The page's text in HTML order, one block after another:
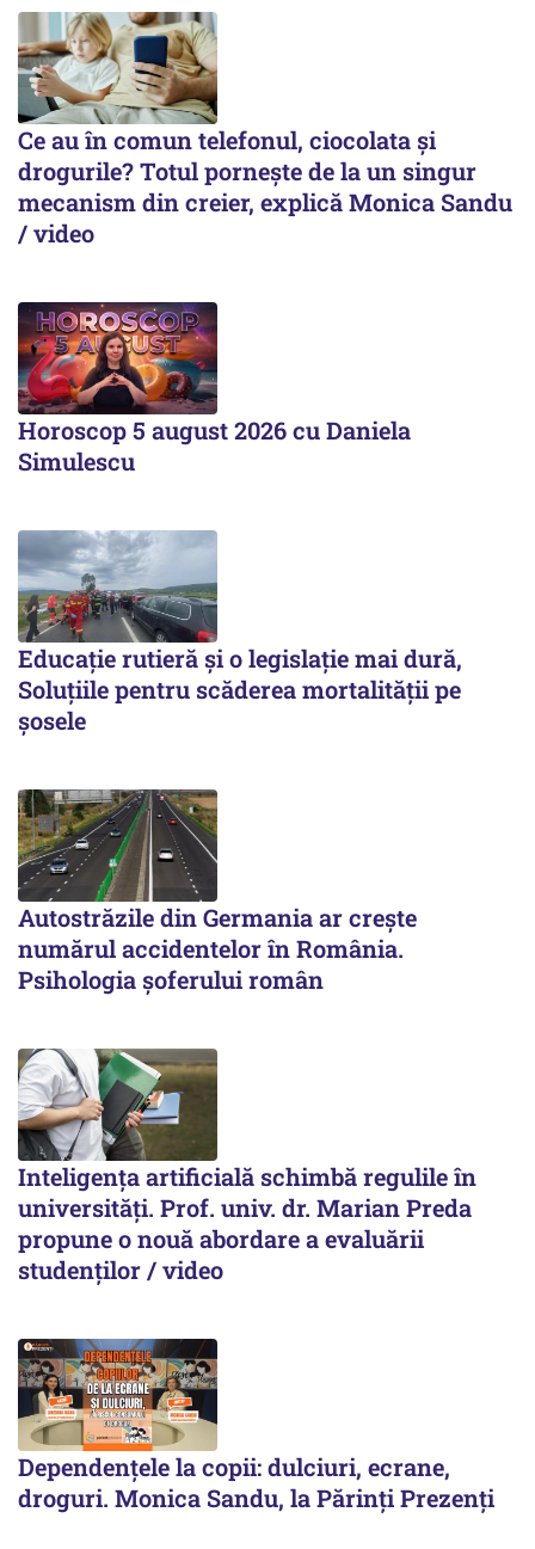
Ce au în comun telefonul, ciocolata și
drogurile? Totul pornește de la un singur
mecanism din creier, explică Monica Sandu
/ video
Horoscop 5 august 2026 cu Daniela
Simulescu
Educație rutieră și o legislație mai dură,
Soluțiile pentru scăderea mortalității pe
şosele
Autostrăzile din Germania ar crește
numărul accidentelor în România.
Psihologia șoferului român
Inteligența artificială schimbă regulile în
universități. Prof. univ. dr. Marian Preda
propune o nouă abordare a evaluării
studenților / video
Dependențele la copii: dulciuri, ecrane,
droguri. Monica Sandu, la Părinți Prezenți